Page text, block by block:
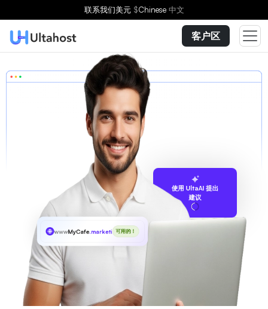
联系我们美元 $Chinese 中文
客户区
使用 UltaAI 提出
建议
wwwMyCafe.marketing可用的！